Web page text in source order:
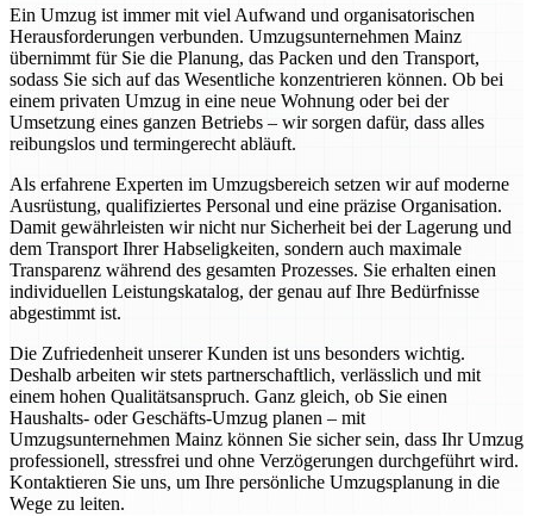
Ein Umzug ist immer mit viel Aufwand und organisatorischen
Herausforderungen verbunden. Umzugsunternehmen Mainz
übernimmt für Sie die Planung, das Packen und den Transport,
sodass Sie sich auf das Wesentliche konzentrieren können. Ob bei
einem privaten Umzug in eine neue Wohnung oder bei der
Umsetzung eines ganzen Betriebs – wir sorgen dafür, dass alles
reibungslos und termingerecht abläuft.
Als erfahrene Experten im Umzugsbereich setzen wir auf moderne
Ausrüstung, qualifiziertes Personal und eine präzise Organisation.
Damit gewährleisten wir nicht nur Sicherheit bei der Lagerung und
dem Transport Ihrer Habseligkeiten, sondern auch maximale
Transparenz während des gesamten Prozesses. Sie erhalten einen
individuellen Leistungskatalog, der genau auf Ihre Bedürfnisse
abgestimmt ist.
Die Zufriedenheit unserer Kunden ist uns besonders wichtig.
Deshalb arbeiten wir stets partnerschaftlich, verlässlich und mit
einem hohen Qualitätsanspruch. Ganz gleich, ob Sie einen
Haushalts- oder Geschäfts-Umzug planen – mit
Umzugsunternehmen Mainz können Sie sicher sein, dass Ihr Umzug
professionell, stressfrei und ohne Verzögerungen durchgeführt wird.
Kontaktieren Sie uns, um Ihre persönliche Umzugsplanung in die
Wege zu leiten.